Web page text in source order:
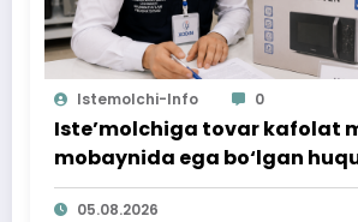
Istemolchi-Info 0
Iste’molchiga tovar kafolat
mobaynida ega bo‘lgan
ta’minlab berildi
05.08.2026